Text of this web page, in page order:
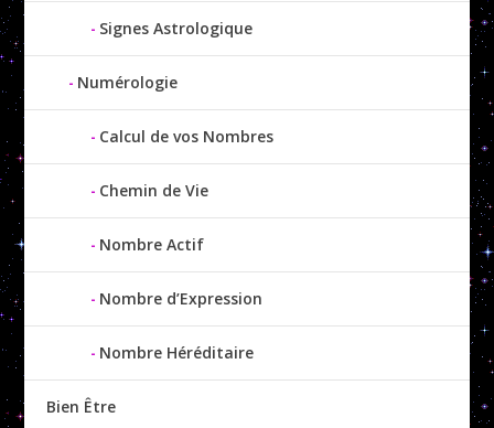
Signes Astrologique
Numérologie
Calcul de vos Nombres
Chemin de Vie
Nombre Actif
Nombre d’Expression
Nombre Héréditaire
Bien Être